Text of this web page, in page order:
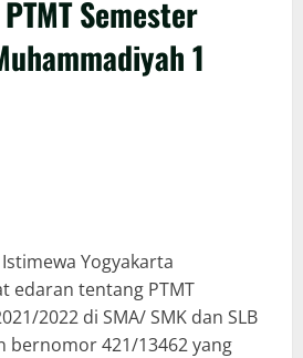
Semester
1
Yogyakarta
edaran tentang PTMT
2022 di SMA/ SMK dan SLB
bernomor 421/13462 yang